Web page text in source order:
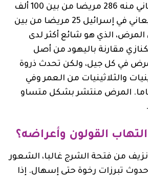
أمريكا الشمالية يعاني منه 286 مريضا من بين 100 ألف
شخص. بالمقابل، يعاني في إسرائيل 25 مريضا من بين
الذي هو شائع أكثر لدى
مقارنة باليهود من أصل
في كل جيل، ولكن تحدث ذروة
والثلاثينيات من العمر وفي
60 حتى 70 عاما. المرض منتشر بشكل متساو
القولون وأعراضه؟
من فتحة الشرج غالبا، الشعور
وحدوث تبرزات رخوة حتى إسهال. إذا